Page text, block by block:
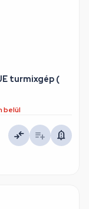
turmixgép (
belül